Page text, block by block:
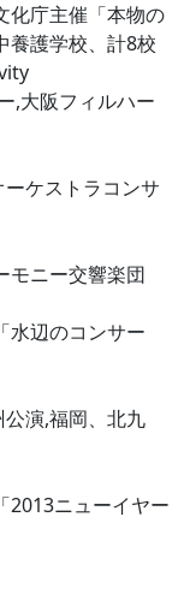
化庁主催「本物の
養護学校、計8校
,大阪フィルハー
ケストラコンサ
モニー交響楽団
水辺のコンサー
演,福岡、北九
2013ニューイヤー